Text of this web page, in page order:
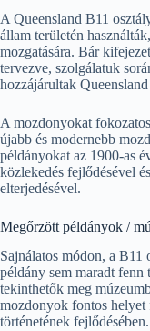
A Queensland B11
állam területén
mozgatására. Bár
tervezve, szolgálatuk
hozzájárultak
A mozdonyokat
újabb és modernebb
példányokat az 1900-as
közlekedés fejlődésével
elterjedésével.
Megőrzött példányok /
Sajnálatos módon, a
példány sem maradt fenn
tekinthetők meg
mozdonyok fontos helyet
történetének fejlődésében.